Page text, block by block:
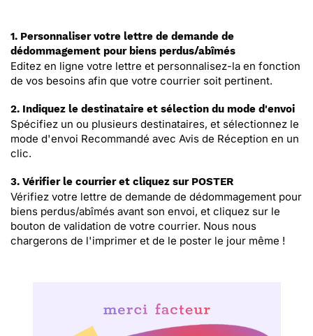
1. Personnaliser votre lettre de demande de
dédommagement pour biens perdus/abîmés
Editez en ligne votre lettre et personnalisez-la en fonction
de vos besoins afin que votre courrier soit pertinent.
2. Indiquez le destinataire et sélection du mode d'envoi
Spécifiez un ou plusieurs destinataires, et sélectionnez le
mode d'envoi Recommandé avec Avis de Réception en un
clic.
3. Vérifier le courrier et cliquez sur POSTER
Vérifiez votre lettre de demande de dédommagement pour
biens perdus/abîmés avant son envoi, et cliquez sur le
bouton de validation de votre courrier. Nous nous
chargerons de l'imprimer et de le poster le jour même !